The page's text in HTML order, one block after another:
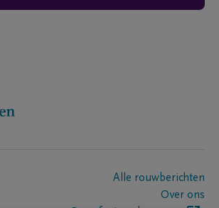
Alle rouwberichten
Over ons